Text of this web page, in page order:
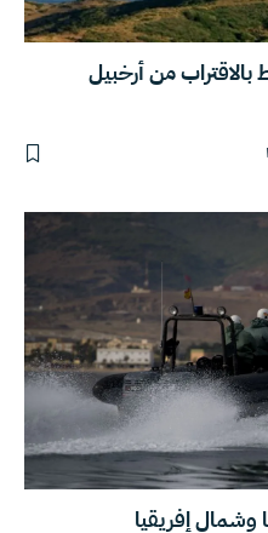
من أرخبيل
وشمال إفريقيا